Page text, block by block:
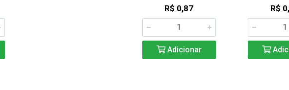
R$ 0,87
Adicionar
R$